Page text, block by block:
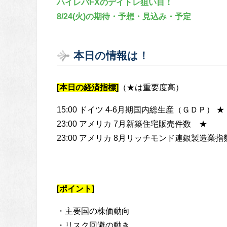
ハイレバFXのデイトレ狙い目！
8/24(火)の期待・予想・見込み・予定
本日の情報は！
[本日の経済指標] （★は重要度高）
15:00 ドイツ 4-6月期国内総生産（ＧＤＰ） ★
23:00 アメリカ 7月新築住宅販売件数 ★
23:00 アメリカ 8月リッチモンド連銀製造業指
[ポイント]
・主要国の株価動向